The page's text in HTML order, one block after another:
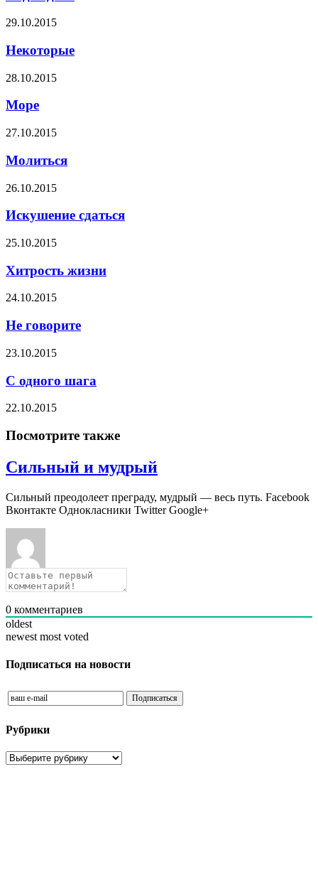
29.10.2015
Некоторые
28.10.2015
Море
27.10.2015
Молиться
26.10.2015
Искушение сдаться
25.10.2015
Хитрость жизни
24.10.2015
Не говорите
23.10.2015
С одного шага
22.10.2015
Посмотрите также
Сильный и мудрый
Сильный преодолеет преграду, мудрый — весь путь. Facebook
Вконтакте Однокласники Twitter Google+
0 комментариев
oldest
newest most voted
Подписаться на новости
Рубрики
Рубрики